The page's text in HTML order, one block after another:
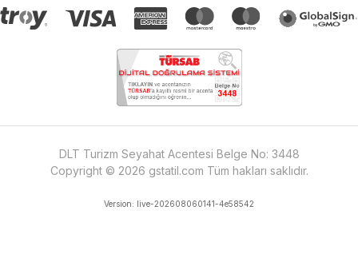
DLT Turizm Seyahat Acentesi Belge No: 3448
Copyright © 2026 gstatil.com Tüm hakları saklıdır.
Version: live-202608060141-4e58542